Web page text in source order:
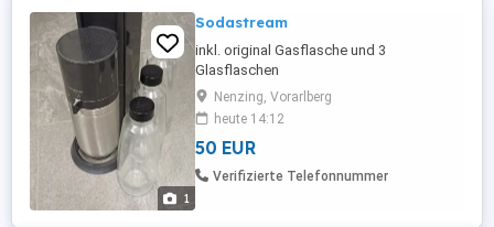
1
Sodastream
inkl. original Gasflasche und 3
Glasflaschen
Nenzing, Vorarlberg
heute 14:12
50 EUR
Verifizierte Telefonnummer